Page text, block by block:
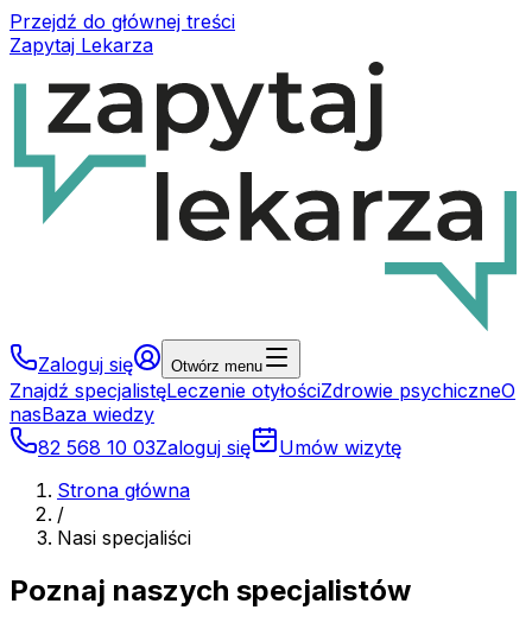
Przejdź do głównej treści
Zapytaj Lekarza
Zaloguj się Otwórz menu
Znajdź specjalistęLeczenie otyłościZdrowie psychiczneO
nasBaza wiedzy
82 568 10 03Zaloguj się
Umów wizytę
Strona główna
/
Nasi specjaliści
Poznaj naszych specjalistów